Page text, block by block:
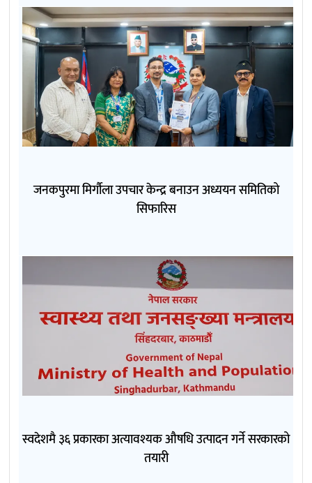
जनकपुरमा मिर्गौला उपचार केन्द्र बनाउन अध्ययन समितिको
सिफारिस
स्वदेशमै ३६ प्रकारका अत्यावश्यक औषधि उत्पादन गर्ने सरकारको
तयारी